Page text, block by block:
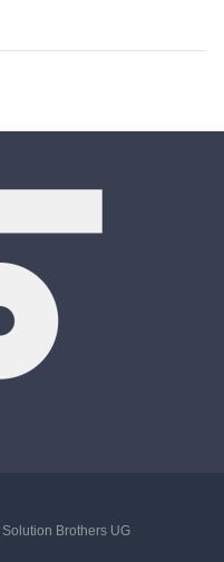
Solution Brothers UG